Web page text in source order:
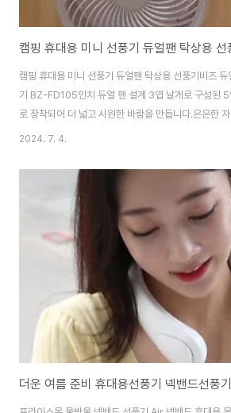
캠핑 휴대용 미니 선풍기 듀얼팬 탁상용 선
캠핑 휴대용 미니 선풍기 듀얼팬 탁상용 선풍기비즈
기 BZ-FD105인치 듀얼 팬 설계 3엽 날개로 구성된 5
로 장착되어 더 넓고 시원한 바람을 만듭니다.은은한
를 켜면 1~3단 풍속을 자동으로 조절하며 자연스러운
을 넓고 빠르게 전달합니다.#선풍기#미니선풍기#실
손선풍기 #휴대용선풍기 #무소음선풍기 #무선선풍기
식선풍기제품구매사이
트 https://smartstore.naver.com/treebook1/
즈 충전식 듀얼팬 탁상용선풍기 BZ-FD10 : 만화의추
2024. 7. 4.
더운 여름 준비 휴대용선풍기 넥밴드선풍